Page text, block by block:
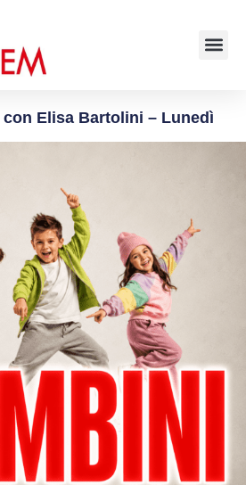
Elisa Bartolini – Lunedì